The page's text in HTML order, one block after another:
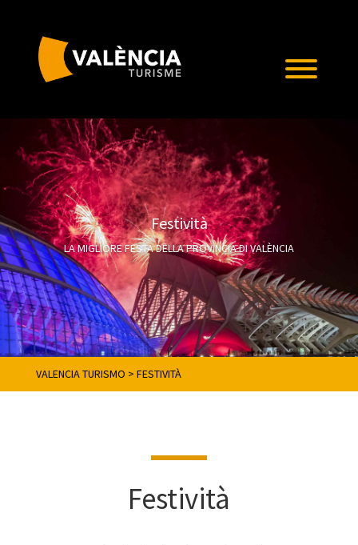
Festività
LA MIGLIORE FESTA DELLA PROVINCIA DI VALÈNCIA
VALENCIA TURISMO > FESTIVITÀ
Festività